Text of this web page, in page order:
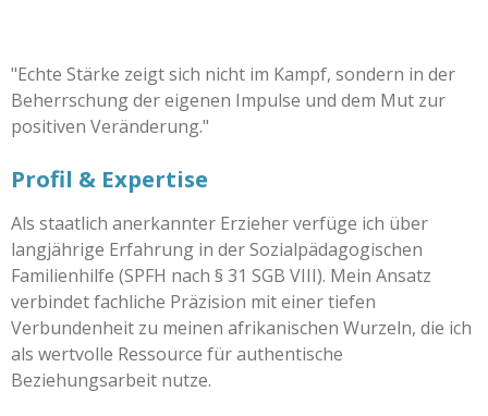
"Echte Stärke zeigt sich nicht im Kampf, sondern in der
Beherrschung der eigenen Impulse und dem Mut zur
positiven Veränderung."
Profil & Expertise
Als staatlich anerkannter Erzieher verfüge ich über
langjährige Erfahrung in der Sozialpädagogischen
Familienhilfe (SPFH nach § 31 SGB VIII). Mein Ansatz
verbindet fachliche Präzision mit einer tiefen
Verbundenheit zu meinen afrikanischen Wurzeln, die ich
als wertvolle Ressource für authentische
Beziehungsarbeit nutze.